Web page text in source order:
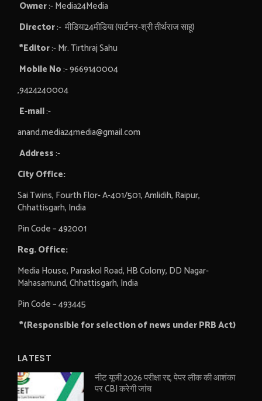
Owner:- Media24Media
Director:- मीडिया24मीडिया (पार्टनर-श्री तीर्थराज साहू)
*Editor:- Mr. Tirthraj Sahu
Mobile No:- 9669140004
,9424240004
E-mail:-
anand.media24media@gmail.com
Address:-
City Office:
Sai Twins, Fourth Flor- A-401/501, Amlidih, Raipur,
Chhattisgarh, India
Pin Code – 492001
Reg. Office:
Media House, Paraskol Road, HB Colony, DD Nagar-
Mahasamund, Chhattisgarh, India
Pin Code – 493445
*(Responsible for selection of news under PRB Act)
LATEST
नीट यूजी 2026 परीक्षा रद्द, पेपर लीक की आशंका
पर CBI करेगी जांच